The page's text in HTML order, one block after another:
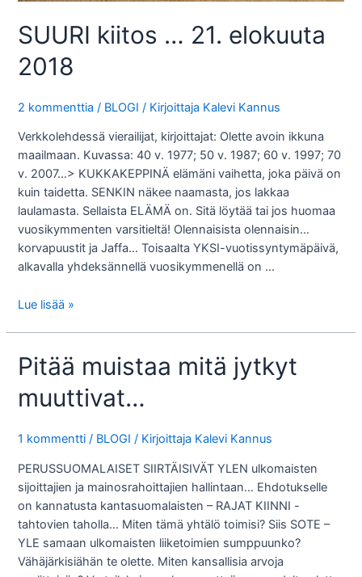
SUURI kiitos … 21. elokuuta
2018
2 kommenttia / BLOGI / Kirjoittaja Kalevi Kannus
Verkkolehdessä vierailijat, kirjoittajat: Olette avoin ikkuna
maailmaan. Kuvassa: 40 v. 1977; 50 v. 1987; 60 v. 1997; 70
v. 2007…> KUKKAKEPPINÄ elämäni vaihetta, joka päivä on
kuin taidetta. SENKIN näkee naamasta, jos lakkaa
laulamasta. Sellaista ELÄMÄ on. Sitä löytää tai jos huomaa
vuosikymmenten varsitieltä! Olennaisista olennaisin…
korvapuustit ja Jaffa… Toisaalta YKSI-vuotissyntymäpäivä,
alkavalla yhdeksännellä vuosikymmenellä on …
SUURI
21.
elokuuta
2018
Lue lisää »
Pitää muistaa mitä jytkyt
muuttivat…
1 kommentti / BLOGI / Kirjoittaja Kalevi Kannus
PERUSSUOMALAISET SIIRTÄISIVÄT YLEN ulkomaisten
sijoittajien ja mainosrahoittajien hallintaan… Ehdotukselle
on kannatusta kantasuomalaisten – RAJAT KIINNI -
tahtovien taholla… Miten tämä yhtälö toimisi? Siis SOTE –
YLE samaan ulkomaisten liiketoimien sumppuunko?
Vähäjärkisiähän te olette. Miten kansallisia arvoja